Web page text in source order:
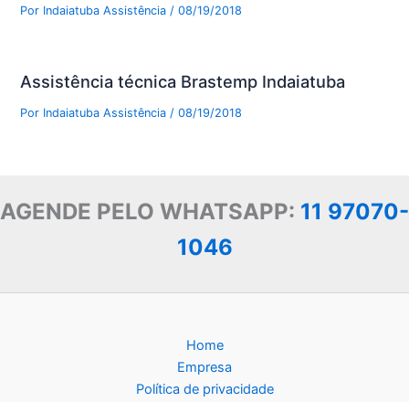
Por Indaiatuba Assistência /08/19/2018
Assistência técnica Brastemp Indaiatuba
Por Indaiatuba Assistência /08/19/2018
AGENDE PELO WHATSAPP: 11 97070-
1046
Home
Empresa
Política de privacidade